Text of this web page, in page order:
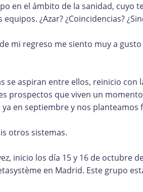
en el ámbito de la sanidad, cuyo
¿Azar? ¿Coincidencias?
mi regreso me siento muy a
se aspiran entre ellos, reinicio con
prospectos que viven un
en septiembre y nos planteamos
otros sistemas.
inicio los día 15 y 16 de octubre
en Madrid. Este grupo